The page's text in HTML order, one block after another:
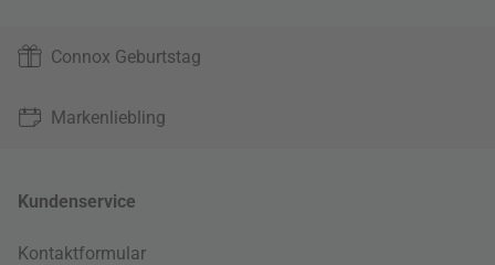
Connox Geburtstag
Markenliebling
Kundenservice
Kontaktformular